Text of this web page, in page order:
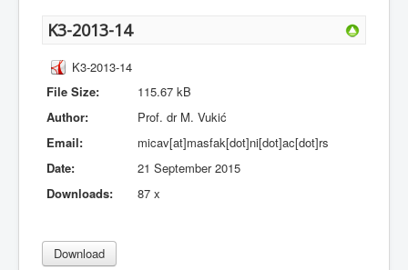
K3-2013-14
K3-2013-14
File Size:
115.67 kB
Author:
Prof. dr M. Vukić
Email:
micav[at]masfak[dot]ni[dot]ac[dot]rs
Date:
21 September 2015
Downloads:
87 x